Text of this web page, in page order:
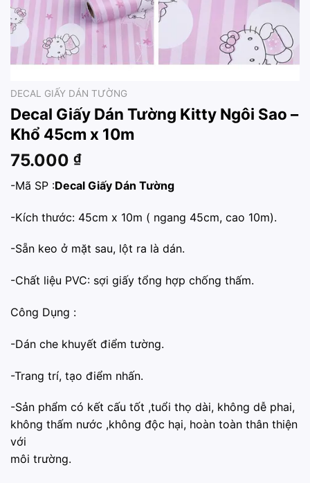
DECAL GIẤY DÁN TƯỜNG
Decal Giấy Dán Tường Kitty Ngôi Sao –
Khổ 45cm x 10m
75.000 ₫
-Mã SP :Decal Giấy Dán Tường
-Kích thước: 45cm x 10m ( ngang 45cm, cao 10m).
-Sẵn keo ở mặt sau, lột ra là dán.
-Chất liệu PVC: sợi giấy tổng hợp chống thấm.
Công Dụng :
-Dán che khuyết điểm tường.
-️Trang trí, tạo điểm nhấn.
-Sản phẩm có kết cấu tốt ,tuổi thọ dài, không dễ phai,
không thấm nước ,không độc hại, hoàn toàn thân thiện
với
môi trường.